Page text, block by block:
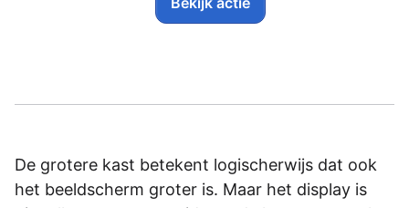
De grotere kast betekent logischerwijs dat ook
het beeldscherm groter is. Maar het display is